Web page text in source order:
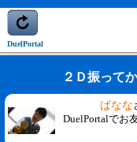
DuelPortal
２Ｄ振って
ばなな
DuelPortalでお